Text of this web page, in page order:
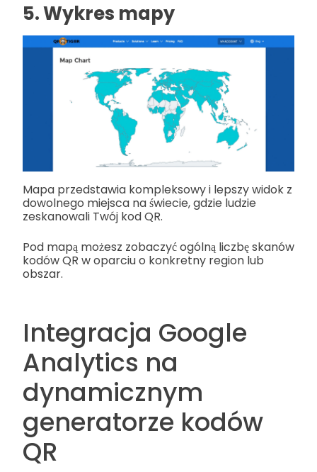
5. Wykres mapy
Mapa przedstawia kompleksowy i lepszy widok z
dowolnego miejsca na świecie, gdzie ludzie
zeskanowali Twój kod QR.
Pod mapą możesz zobaczyć ogólną liczbę skanów
kodów QR w oparciu o konkretny region lub
obszar.
Integracja Google
Analytics na
dynamicznym
generatorze kodów
QR